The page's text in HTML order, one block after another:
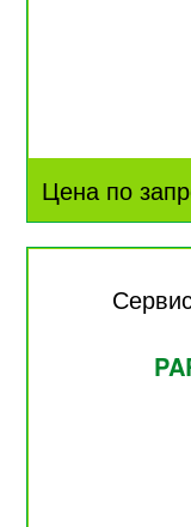
Цена по